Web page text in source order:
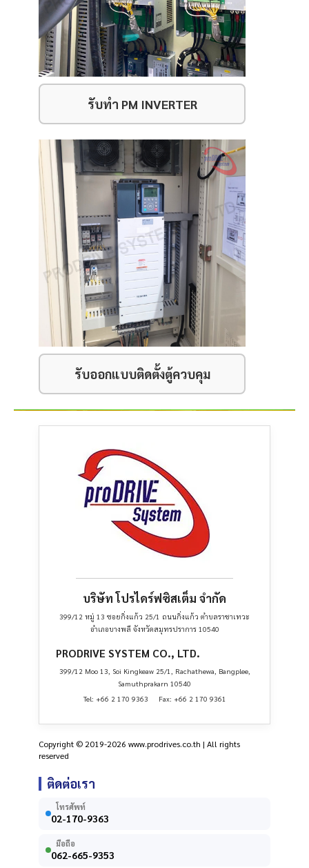
รับทำ PM INVERTER
รับออกแบบติดตั้งตู้ควบคุม
บริษัท โปรไดร์ฟซิสเต็ม จำกัด
399/12 หมู่ 13 ซอยกิ่งแก้ว 25/1 ถนนกิ่งแก้ว ตำบลราชาเทวะ
อำเภอบางพลี จังหวัดสมุทรปราการ 10540
PRODRIVE SYSTEM CO., LTD.
399/12 Moo 13, Soi Kingkeaw 25/1, Rachathewa, Bangplee,
Samuthprakarn 10540
Tel: +66 2 170 9363 Fax: +66 2 170 9361
Copyright © 2019-2026 www.prodrives.co.th | All rights
reserved
ติดต่อเรา
โทรศัพท์
02-170-9363
มือถือ
062-665-9353